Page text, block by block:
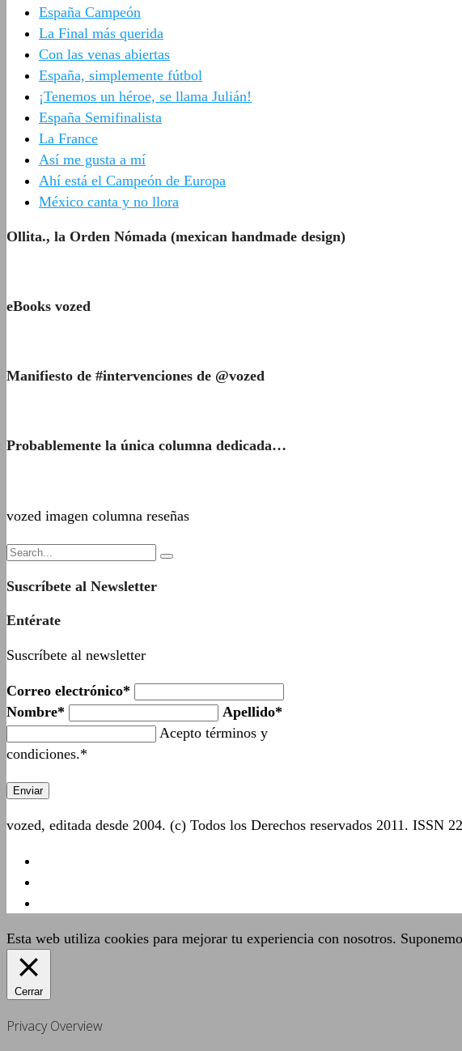
España Campeón
La Final más querida
Con las venas abiertas
España, simplemente fútbol
¡Tenemos un héroe, se llama Julián!
España Semifinalista
La France
Así me gusta a mí
Ahí está el Campeón de Europa
México canta y no llora
Ollita., la Orden Nómada (mexican handmade design)
eBooks vozed
Manifiesto de #intervenciones de @vozed
Probablemente la única columna dedicada…
vozed imagen columna reseñas
Suscríbete al Newsletter
Entérate
Suscríbete al newsletter
Correo electrónico*
Nombre*
Apellido*
Acepto términos y
condiciones.*
vozed, editada desde 2004. (c) Todos los Derechos reservados 2011. ISSN
Esta web utiliza cookies para mejorar tu experiencia con nosotros.
Cerrar
Privacy Overview